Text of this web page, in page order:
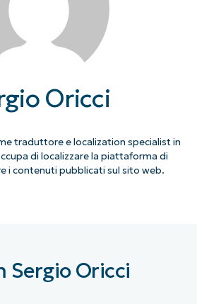
Oricci
traduttore e localization specialist in
di localizzare la piattaforma di
i contenuti pubblicati sul sito web.
Sergio Oricci